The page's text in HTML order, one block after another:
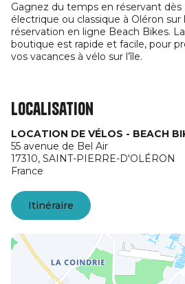
Gagnez du temps en réservant dès
électrique ou classique à Oléron
réservation en ligne Beach Bikes.
boutique est rapide et facile, pour
vos vacances à vélo sur l’île.
Localisation
LOCATION DE VÉLOS - BEACH
55 avenue de Bel Air
17310, SAINT-PIERRE-D'OLÉRON
France
Itinéraire